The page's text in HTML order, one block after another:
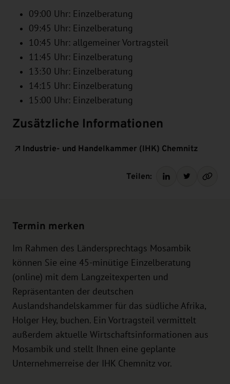
09:00 Uhr: Einzelberatung
09:45 Uhr: Einzelberatung
10:45 Uhr: allgemeiner Vortragsteil
11:45 Uhr: Einzelberatung
13:30 Uhr: Einzelberatung
14:15 Uhr: Einzelberatung
15:00 Uhr: Einzelberatung
Zusätzliche Informationen
Industrie- und Handelkammer (IHK) Chemnitz
Teilen:
Termin merken
Im Rahmen des Ländersprechtags Mosambik
können Sie eine 45-minütige Einzelberatung
(online) mit dem Langzeitexperten und
Repräsentanten der deutschen
Auslandshandelskammer für das südliche Afrika,
Holger Hey, buchen. Ein Vortragsteil vermittelt
außerdem aktuelle Wirtschaftsinformationen aus
Mosambik und stellt Ihnen eine geplante
Unternehmerreise der IHK Chemnitz vor.